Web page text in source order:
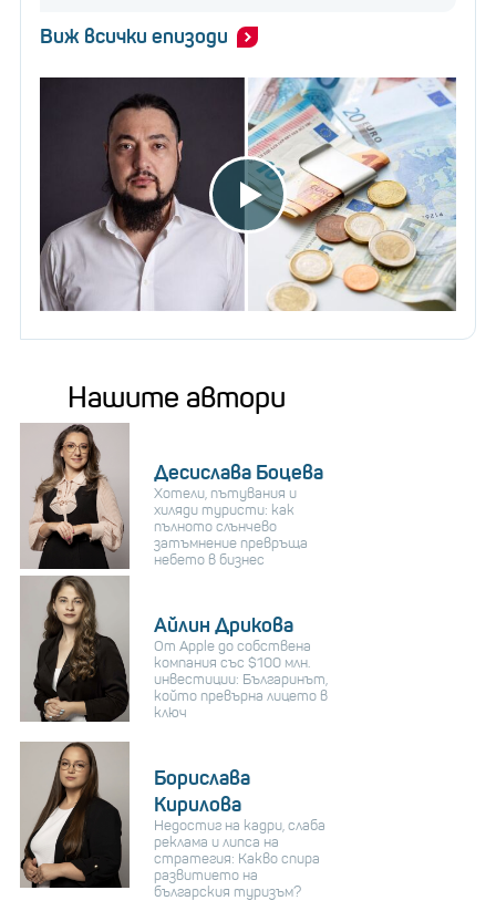
Виж всички епизоди
Нашите автори
Десислава Боцева
Хотели, пътувания и
хиляди туристи: как
пълното слънчево
затъмнение превръща
небето в бизнес
Айлин Дрикова
От Apple до собствена
компания със $100 млн.
инвестиции: Българинът,
който превърна лицето в
ключ
Борислава
Кирилова
Недостиг на кадри, слаба
реклама и липса на
стратегия: Какво спира
развитието на
българския туризъм?